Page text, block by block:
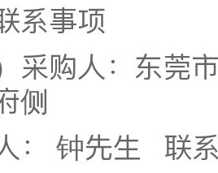
系事项
）采购人：东
侧
： 钟先生 联